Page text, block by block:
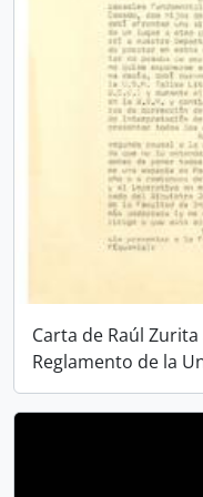
Carta de Raúl
Reglamento de la